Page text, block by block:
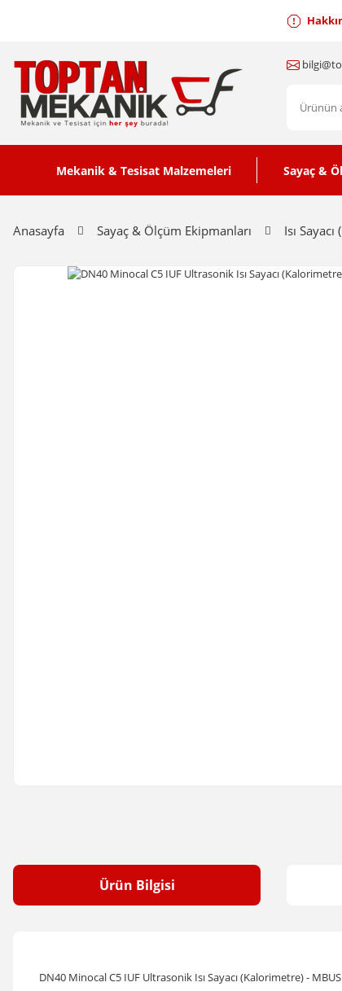
Mekanik & Tesisat Malzemeleri Sayaç &
Anasayfa Sayaç & Ölçüm Ekipmanları Isı
Ürün Bilgisi
DN40 Minocal C5 IUF Ultrasonik Isı Sayacı (Kalorimetre) -